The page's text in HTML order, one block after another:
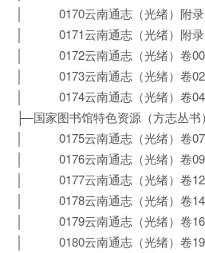
│ 0170云南通志（光绪）附录
│ 0171云南通志（光绪）附录
│ 0172云南通志（光绪）卷
│ 0173云南通志（光绪）卷
│ 0174云南通志（光绪）卷
├─国家图书馆特色资源（方志丛书
│ 0175云南通志（光绪）卷
│ 0176云南通志（光绪）卷
│ 0177云南通志（光绪）卷
│ 0178云南通志（光绪）卷
│ 0179云南通志（光绪）卷
│ 0180云南通志（光绪）卷